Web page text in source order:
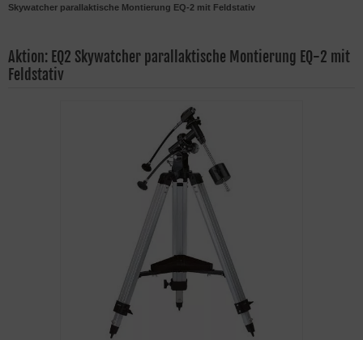
Skywatcher parallaktische Montierung EQ-2 mit Feldstativ
Aktion: EQ2 Skywatcher parallaktische Montierung EQ-2 mit
Feldstativ